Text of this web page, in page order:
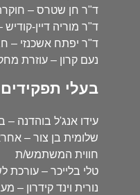
ד"ר חן שטרס –
ד"ר מוריה דיין-
ד"ר יפתח אשכנזי –
נעם קרון – עוזרת
בעלי
עידו אנג'ל בוהדנה –
שלומית בן צור –
חווית המשתמש/ת
טלי בלייכר – עורכת
נורית וינד קידרון –